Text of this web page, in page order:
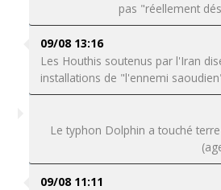
pas "réellement
09/08 13:16
Les Houthis soutenus par l'Iran
installations de "l'ennemi
Le typhon Dolphin a touché
09/08 11:11